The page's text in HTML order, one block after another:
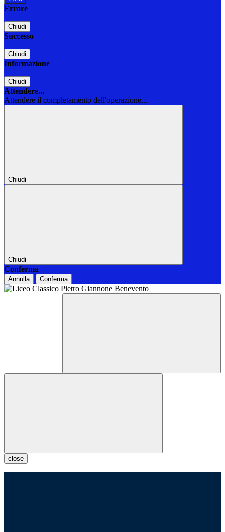
Errore
Chiudi
Successo
Chiudi
Informazione
Chiudi
Attendere...
Attendere il completamento dell'operazione...
Chiudi
Chiudi
Conferma
Annulla Conferma
close